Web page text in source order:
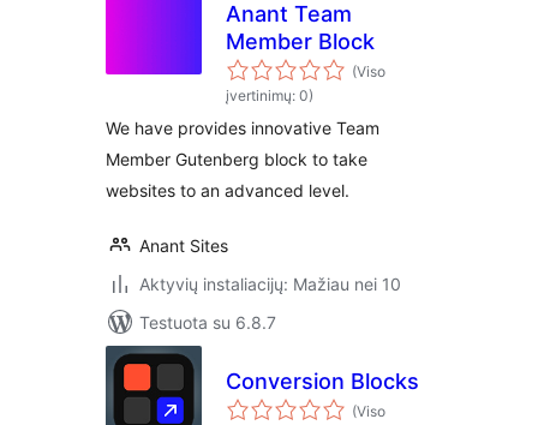
Anant Team
Member Block
(Viso
įvertinimų: 0)
We have provides innovative Team
Member Gutenberg block to take
websites to an advanced level.
Anant Sites
Aktyvių instaliacijų: Mažiau nei 10
Testuota su 6.8.7
Conversion Blocks
(Viso